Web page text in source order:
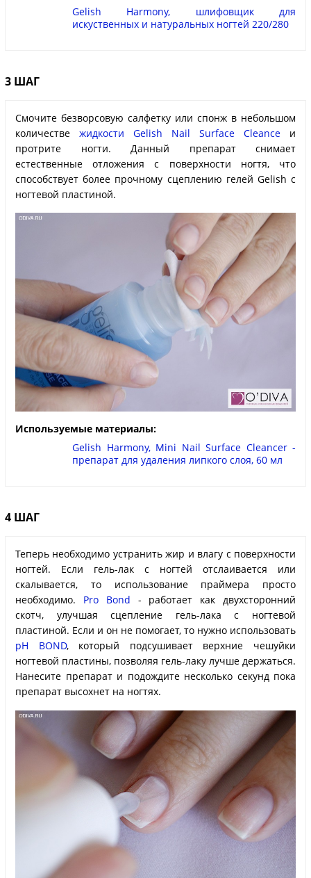
Gelish Harmony, шлифовщик для
искуственных и натуральных ногтей 220/280
3 ШАГ
Смочите безворсовую салфетку или спонж в небольшом
количестве жидкости Gelish Nail Surface Cleance и
протрите ногти. Данный препарат снимает
естественные отложения с поверхности ногтя, что
способствует более прочному сцеплению гелей Gelish с
ногтевой пластиной.
Используемые материалы:
Gelish Harmony, Mini Nail Surface Cleancer -
препарат для удаления липкого слоя, 60 мл
4 ШАГ
Теперь необходимо устранить жир и влагу с поверхности
ногтей. Если гель-лак с ногтей отслаивается или
скалывается, то использование праймера просто
необходимо. Pro Bond - работает как двухсторонний
скотч, улучшая сцепление гель-лака с ногтевой
пластиной. Если и он не помогает, то нужно использовать
pH BOND, который подсушивает верхние чешуйки
ногтевой пластины, позволяя гель-лаку лучше держаться.
Нанесите препарат и подождите несколько секунд пока
препарат высохнет на ногтях.